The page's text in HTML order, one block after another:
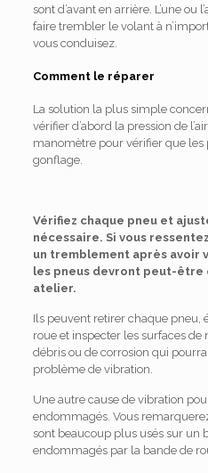
sont d’avant en arrière. L’une ou
faire trembler le volant à
vous conduisez.
Comment le réparer
La solution la plus simple
vérifier d’abord la pression de
manomètre pour vérifier que les
gonflage.
Vérifiez chaque pneu et
nécessaire. Si vous
un tremblement après avoir
les pneus devront peut-être
atelier.
Ils peuvent retirer chaque pneu,
roue et inspecter les surfaces
débris ou de corrosion qui
problème de vibration.
Une autre cause de vibration
endommagés. Vous
sont beaucoup plus usés sur un
endommagés par la bande de